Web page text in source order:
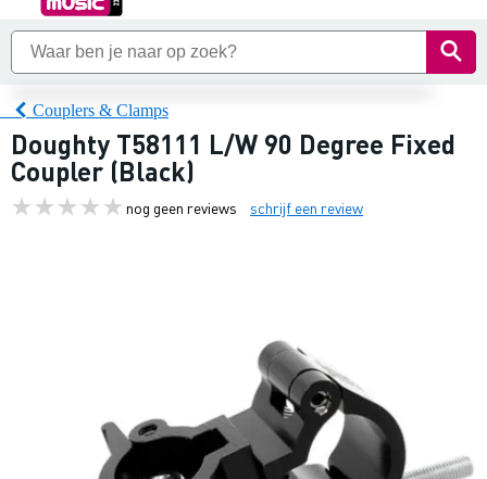
Couplers & Clamps
Doughty T58111 L/W 90 Degree Fixed
Coupler (Black)
nog geen reviews schrijf een review